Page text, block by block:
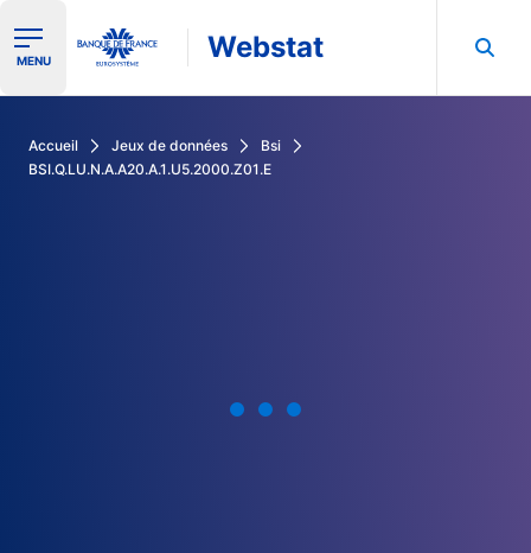
Ouvrir le menu de navigation
MENU Webstat
Accueil Jeux de données
Bsi
BSI.Q.LU.N.A.A20.A.1.U5.2000.Z01.E